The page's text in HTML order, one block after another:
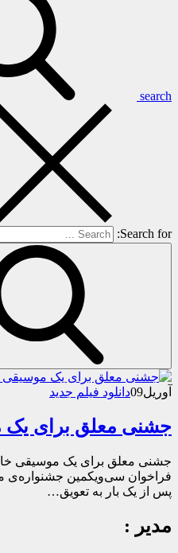
search
Search for:
آوریل09دانلود فیلم جدید
جشنی معلق برای
جشنی معلق برای یک موسیقی
فراخوان سی‌ویکمین جشنواره‌ی
پس از یک‌ بار به تعویق…
مدیر :